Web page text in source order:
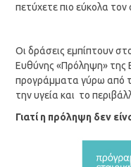
πετύχετε πιο εύκολα
Οι δράσεις εμπίπτουν
Ευθύνης «Πρόληψη» της
προγράμματα γύρω από
την υγεία και το
Γιατί η πρόληψη δεν